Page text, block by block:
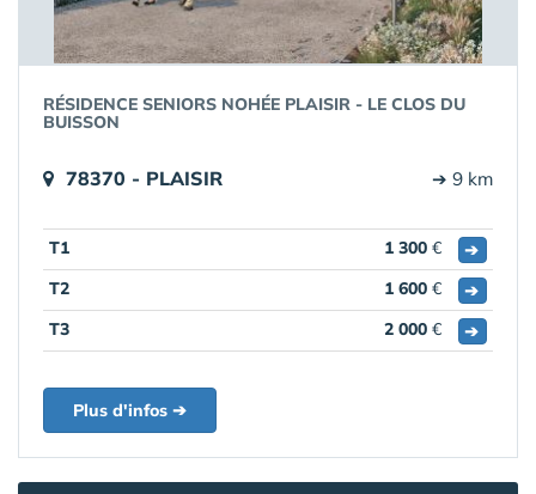
RÉSIDENCE SENIORS NOHÉE PLAISIR - LE CLOS DU
BUISSON
78370 - PLAISIR ➔ 9 km
T1 1 300 €
➔
T2
1 600 €
➔
T3
2 000 € ➔
Plus d'infos ➔